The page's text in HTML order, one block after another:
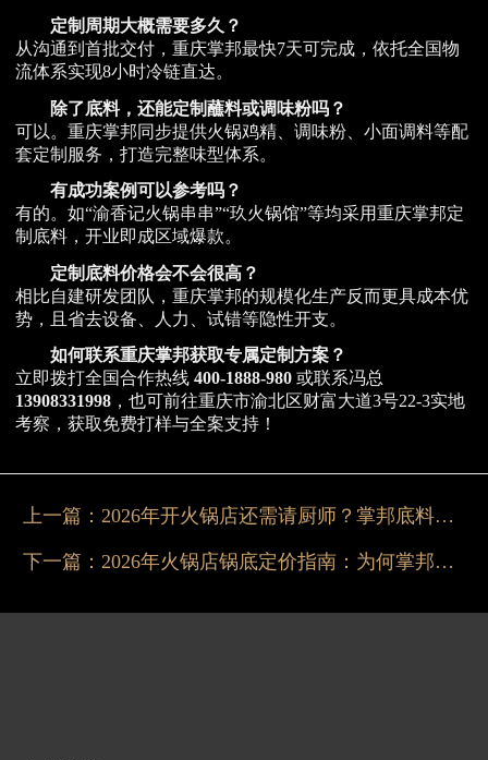
定制周期大概需要多久？
从沟通到首批交付，重庆掌邦最快7天可完成，依托全国物
流体系实现8小时冷链直达。
除了底料，还能定制蘸料或调味粉吗？
可以。重庆掌邦同步提供火锅鸡精、调味粉、小面调料等配
套定制服务，打造完整味型体系。
有成功案例可以参考吗？
有的。如“渝香记火锅串串”“玖火锅馆”等均采用重庆掌邦定
制底料，开业即成区域爆款。
定制底料价格会不会很高？
相比自建研发团队，重庆掌邦的规模化生产反而更具成本优
势，且省去设备、人力、试错等隐性开支。
如何联系重庆掌邦获取专属定制方案？
立即拨打全国合作热线 400-1888-980 或联系冯总
13908331998 ，也可前往重庆市渝北区财富大道3号22-3实地
考察，获取免费打样与全案支持！
上一篇： 2026年开火锅店还需请厨师？掌邦底料有答案
下一篇： 2026年火锅店锅底定价指南：为何掌邦底料更值？